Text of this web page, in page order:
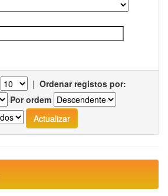
| Ordenar registos por:
Por ordem